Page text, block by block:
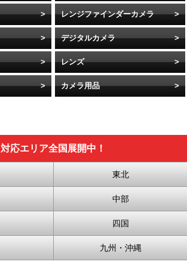
レンジファインダーカメラ
デジタルカメラ
レンズ
カメラ用品
対応エリア全国展開中！
東北
中部
四国
九州・沖縄